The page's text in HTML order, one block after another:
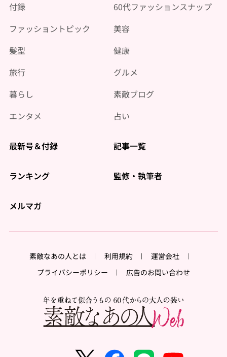
付録
60代ファッションスナップ
ファッショントピック
美容
髪型
健康
旅行
グルメ
暮らし
素敵ブログ
エンタメ
占い
最新号＆付録 記事一覧
ランキング 監修・執筆者
メルマガ
素敵なあの人とは 利用規約
運営会社
プライバシーポリシー
広告のお問い合わせ